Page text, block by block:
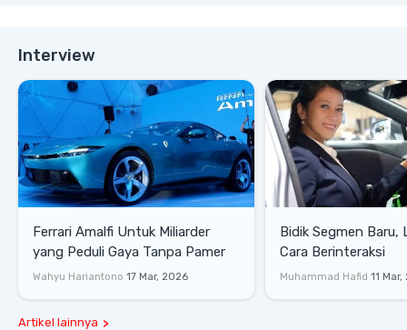
Interview
Ferrari Amalfi Untuk Miliarder
yang Peduli Gaya Tanpa Pamer
Wahyu Hariantono 17 Mar, 2026
Bidik Segmen Baru,
Cara Berinteraksi
Muhammad Hafid 11
Artikel lainnya